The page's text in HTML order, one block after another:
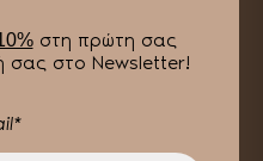
στη πρώτη σας
σας στο Newsletter!